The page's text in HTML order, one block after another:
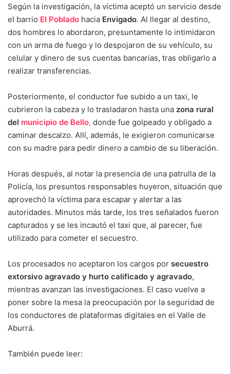
Según la investigación, la víctima aceptó un servicio desde
el barrio El Poblado hacia Envigado. Al llegar al destino,
dos hombres lo abordaron, presuntamente lo intimidaron
con un arma de fuego y lo despojaron de su vehículo, su
celular y dinero de sus cuentas bancarias, tras obligarlo a
realizar transferencias.
Posteriormente, el conductor fue subido a un taxi, le
cubrieron la cabeza y lo trasladaron hasta una zona rural
del municipio de Bello, donde fue golpeado y obligado a
caminar descalzo. Allí, además, le exigieron comunicarse
con su madre para pedir dinero a cambio de su liberación.
Horas después, al notar la presencia de una patrulla de la
Policía, los presuntos responsables huyeron, situación que
aprovechó la víctima para escapar y alertar a las
autoridades. Minutos más tarde, los tres señalados fueron
capturados y se les incautó el taxi que, al parecer, fue
utilizado para cometer el secuestro.
Los procesados no aceptaron los cargos por secuestro
extorsivo agravado y hurto calificado y agravado,
mientras avanzan las investigaciones. El caso vuelve a
poner sobre la mesa la preocupación por la seguridad de
los conductores de plataformas digitales en el Valle de
Aburrá.
También puede leer: